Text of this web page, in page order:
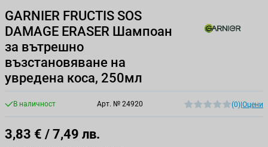
GARNIER FRUCTIS SOS
DAMAGE ERASER Шампоан
за вътрешно
възстановяване на
увредена коса, 250мл
В наличност Арт. № 24920 (0) Оцени
3,83 € / 7,49 лв.